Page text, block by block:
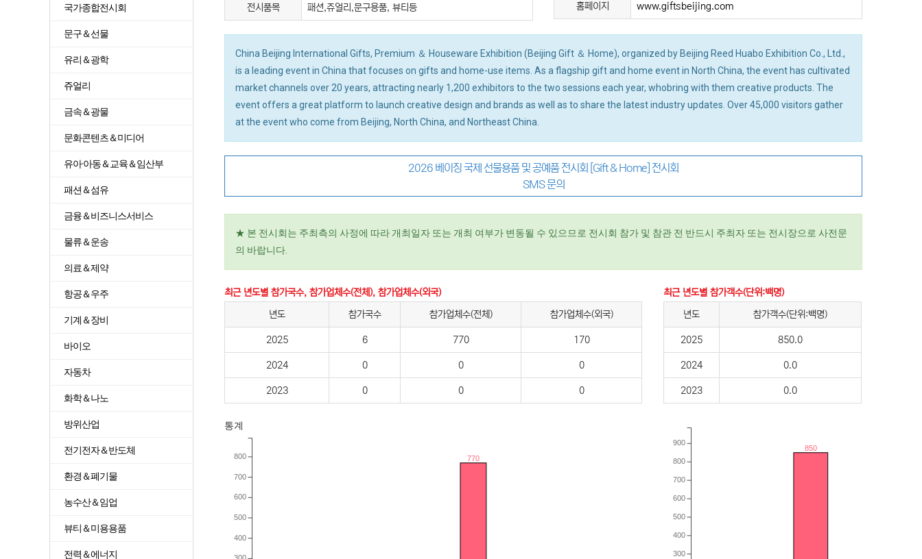
전시품목 패션,쥬얼리,문구용품, 뷰티등 홈페이지 www.giftsbeijing.com
China Beijing International Gifts, Premium ＆ Houseware Exhibition (Beijing Gift ＆ Home), organized by Beijing Reed Huabo Exhibition Co., Ltd.,
is a leading event in China that focuses on gifts and home-use items. As a flagship gift and home event in North China, the event has cultivated
market channels over 20 years, attracting nearly 1,200 exhibitors to the two sessions each year, whobring with them creative products. The
event offers a great platform to launch creative design and brands as well as to share the latest industry updates. Over 45,000 visitors gather
at the event who come from Beijing, North China, and Northeast China.
2026 베이징 국제 선물용품 및 공예품 전시회 [Gift & Home] 전시회
SMS 문의
★ 본 전시회는 주최측의 사정에 따라 개최일자 또는 개최 여부가 변동될 수 있으므로 전시회 참가 및 참관 전 반드시 주최자 또는 전시장으로 사전문
의 바랍니다.
최근 년도별 참가국수, 참가업체수(전체), 참가업체수(외국)
년도
참가국수 참가업체수(전체) 참가업체수(외국)
2025 6 770 170
2024 0 0 0
2023 0 0 0
최근 년도별 참가객수(단위:백명)
년도
참가객수(단위:백명)
2025 850.0
2024 0.0
2023 0.0
통계
770
400
500
600
700
800
850
300
400
500
600
700
800
900
국가종합전시회
문구＆선물
유리＆광학
쥬얼리
금속＆광물
문화콘텐츠＆미디어
유아·아동＆교육＆임산부
패션＆섬유
금융＆비즈니스서비스
물류＆운송
의료＆제약
항공＆우주
기계＆장비
바이오
자동차
화학＆나노
방위산업
전기전자＆반도체
환경＆폐기물
농수산＆임업
뷰티＆미용용품
전력＆에너지